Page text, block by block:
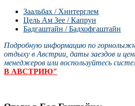
Заальбах / Хинтерглем
Цель Ам Зее / Капрун
Бадгаштайн / Бадхофгаштайн
Подробную информацию по
отдыху в Австрии, даты заездов и
менеджеров или воспользуйтесь
В АВСТРИЮ"